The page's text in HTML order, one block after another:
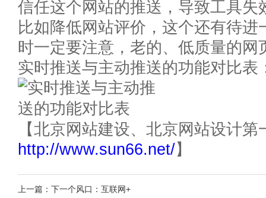
信任这个网站的推送，导致工具
比如降低网站评价，这个还有待
时一定要注意，老的、低质量的网
实时推送与主动推送的功能对比表
【北京网站建设、北京网站设计
http://www.sun66.net/】
上一篇： 下一个风口：互联网+